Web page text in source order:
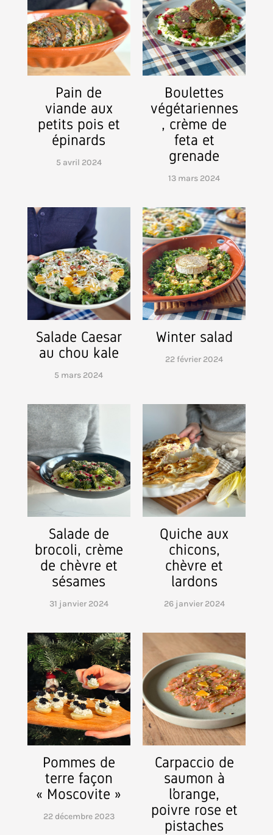
Pain de
viande aux
petits pois et
épinards
5 avril 2024
Boulettes
végétariennes
, crème de
feta et
grenade
13 mars 2024
Salade Caesar
au chou kale
5 mars 2024
Winter salad
22 février 2024
Salade de
brocoli, crème
de chèvre et
sésames
31 janvier 2024
Quiche aux
chicons,
chèvre et
lardons
26 janvier 2024
Pommes de
terre façon
« Moscovite »
22 décembre 2023
Carpaccio de
saumon à
l’orange,
poivre rose et
pistaches